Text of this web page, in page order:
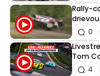
Rally-
0
Tom
4